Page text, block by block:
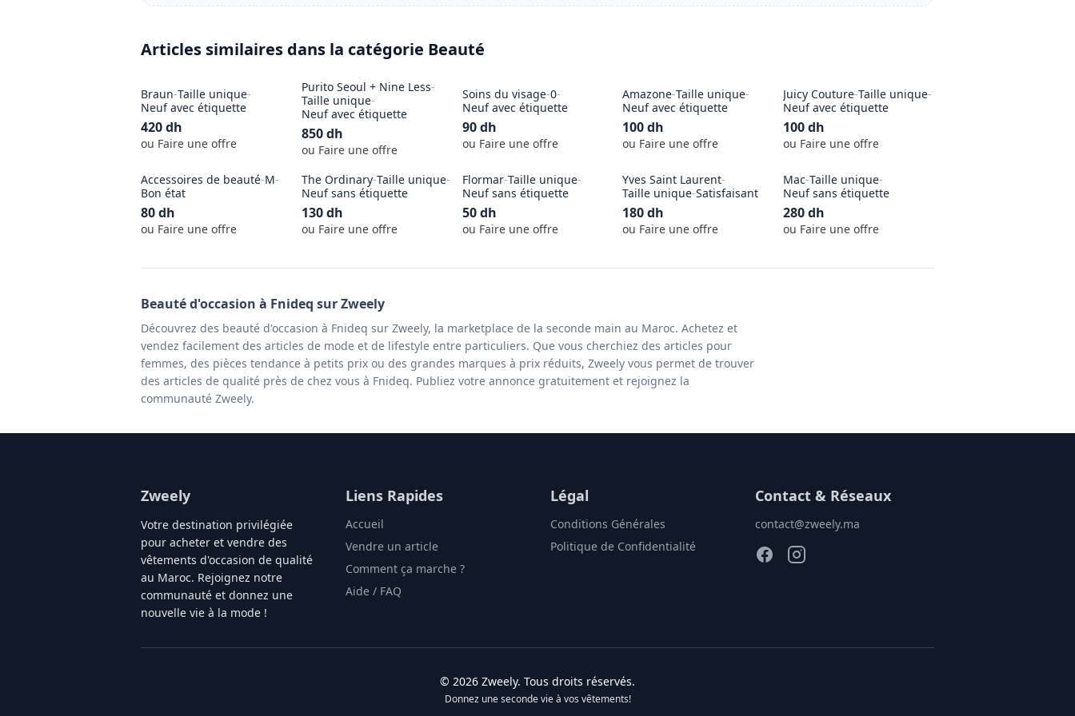
Articles similaires dans la catégorie Beauté
Braun-Taille unique-
Neuf avec étiquette
420dh
ou Faire une offre
Purito Seoul + Nine Less-
Taille unique-
Neuf avec étiquette
850dh
ou Faire une offre
Soins du visage-0-
Neuf avec étiquette
90dh
ou Faire une offre
Amazone-Taille unique-
Neuf avec étiquette
100dh
ou Faire une offre
Juicy Couture-Taille unique-
Neuf avec étiquette
100dh
ou Faire une offre
Accessoires de beauté-M-
Bon état
80dh
ou Faire une offre
The Ordinary-Taille unique-
Neuf sans étiquette
130dh
ou Faire une offre
Flormar-Taille unique-
Neuf sans étiquette
50dh
ou Faire une offre
Yves Saint Laurent-
Taille unique-Satisfaisant
180dh
ou Faire une offre
Mac-Taille unique-
Neuf sans étiquette
280dh
ou Faire une offre
Beautéd'occasion à Fnideq sur Zweely
Découvrez des beauté d'occasion à Fnideq sur Zweely, la marketplace de la seconde main au Maroc. Achetez et
vendez facilement des articles de mode et de lifestyle entre particuliers. Que vous cherchiez des articles pour
femmes, des pièces tendance à petits prix ou des grandes marques à prix réduits, Zweely vous permet de trouver
des articles de qualité près de chez vous à Fnideq. Publiez votre annonce gratuitement et rejoignez la
communauté Zweely.
Zweely
Votre destination privilégiée
pour acheter et vendre des
vêtements d'occasion de qualité
au Maroc. Rejoignez notre
communauté et donnez une
nouvelle vie à la mode !
Liens Rapides
Accueil
Vendre un article
Comment ça marche ?
Aide / FAQ
Légal
Conditions Générales
Politique de Confidentialité
Contact & Réseaux
contact@zweely.ma
© 2026 Zweely. Tous droits réservés.
Donnez une seconde vie à vos vêtements!